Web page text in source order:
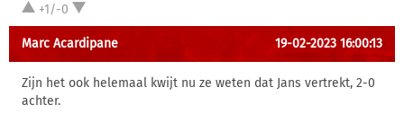
+1/-0
Marc Acardipane 19-02-2023 16:00:13
Zijn het ook helemaal kwijt nu ze weten dat Jans vertrekt, 2-0
achter.